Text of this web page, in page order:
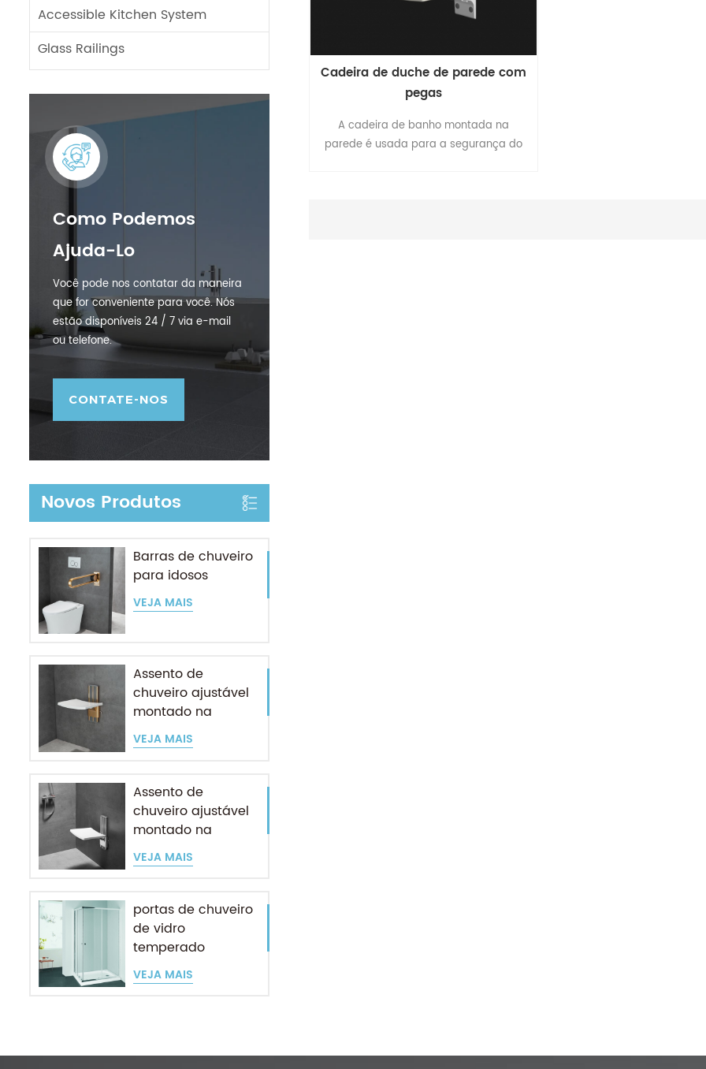
Accessible Kitchen System
Glass Railings
Como Podemos
Ajuda-Lo
Você pode nos contatar da maneira
que for conveniente para você. Nós
estão disponíveis 24 / 7 via e-mail
ou telefone.
CONTATE-NOS
Novos Produtos
Barras de chuveiro
para idosos
VEJA MAIS
Assento de
chuveiro ajustável
montado na
parede para
idosos
VEJA MAIS
Assento de
chuveiro ajustável
montado na
parede para
idosos
VEJA MAIS
portas de chuveiro
de vidro
temperado
entrada de canto
deslizante
VEJA MAIS
Cadeira de duche de parede com
pegas
A cadeira de banho montada na
parede é usada para a segurança do